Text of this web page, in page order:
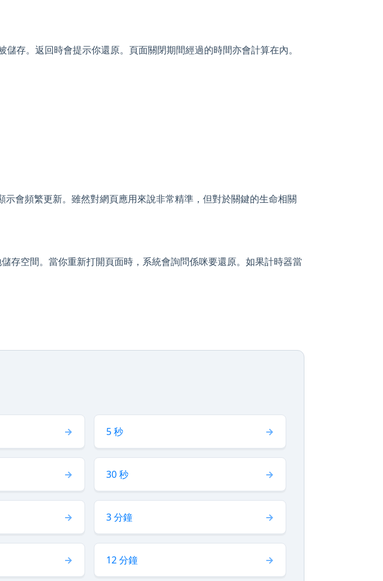
存。返回時會提示你還原。頁面關閉期間經過的時間亦會計算在內。
會頻繁更新。雖然對網頁應用來說非常精準，但對於關鍵的生命相關
存空間。當你重新打開頁面時，系統會詢問係咪要還原。如果計時器當
5 秒
30 秒
3 分鐘
12 分鐘